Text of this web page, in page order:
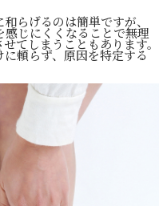
らげるのは簡単ですが、
じにくくなることで無理
てしまうこともあります。
頼らず、原因を特定する